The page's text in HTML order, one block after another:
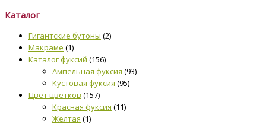
Каталог
Гигантские бутоны (2)
Макраме (1)
Каталог фуксий (156)
Ампельная фуксия (93)
Кустовая фуксия (95)
Цвет цветков (157)
Красная фуксия (11)
Желтая (1)